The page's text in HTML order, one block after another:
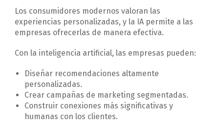
Los consumidores modernos valoran las
experiencias personalizadas, y la IA permite a las
empresas ofrecerlas de manera efectiva.
Con la inteligencia artificial, las empresas pueden:
Diseñar recomendaciones altamente
personalizadas.
Crear campañas de marketing segmentadas.
Construir conexiones más significativas y
humanas con los clientes.